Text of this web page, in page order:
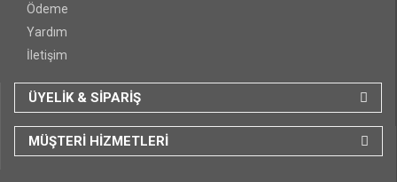
Ödeme
Yardım
İletişim
ÜYELİK & SİPARİŞ
MÜŞTERİ HİZMETLERİ